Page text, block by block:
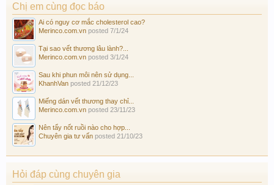
Chị em cùng đọc báo
Ai có nguy cơ mắc cholesterol cao?
Merinco.com.vn posted 7/1/24
Tại sao vết thương lâu lành?...
Merinco.com.vn posted 3/1/24
Sau khi phun môi nên sử dụng...
KhanhVan posted 21/12/23
Miếng dán vết thương thay chỉ...
Merinco.com.vn posted 23/11/23
Nên tẩy nốt ruồi nào cho hợp...
Chuyên gia tư vấn posted 21/10/23
Hỏi đáp cùng chuyên gia